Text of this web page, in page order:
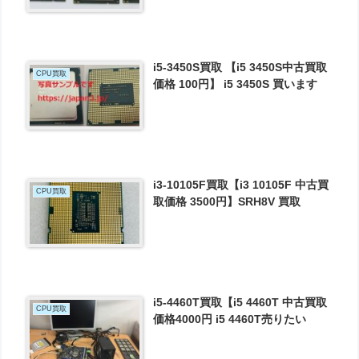
CPU買取
i5-3450S買取 【i5 3450S中古買取
価格 100円】 i5 3450S 買います
CPU買取
i3-10105F買取【i3 10105F 中古買
取価格 3500円】SRH8V 買取
CPU買取
i5-4460T買取【i5 4460T 中古買取
価格4000円 i5 4460T売りたい